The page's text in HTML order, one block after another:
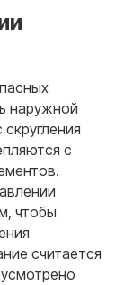
наружной
с
чтобы
считается